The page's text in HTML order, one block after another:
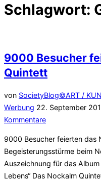
Navigation
umschalten
Schlagwort:
9000 Besucher
Quintett
von SocietyBlog©ART /
Werbung Veröffentlicht
am
22. September
Kommentare
9000 Besucher feierten das
Begeisterungsstürme beim
Auszeichnung für das
Lebens“ Das Nockalm